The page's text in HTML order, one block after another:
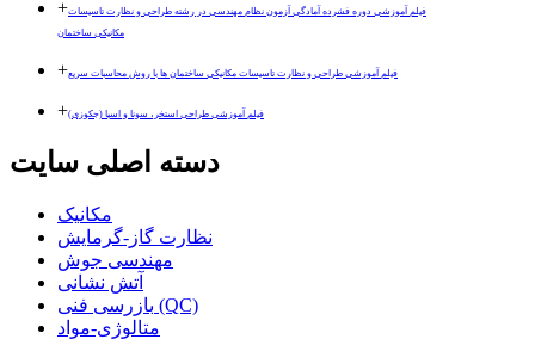
+فیلم آموزشی دوره فشرده آمادگی آزمون نظام مهندسی در رشته طراحی و نظارت تاسیسات
مکانیکی ساختمان
+فیلم آموزشی طراحی و نظارت تاسیسات مکانیکی ساختمان ها با روش محاسبات سریع
+فیلم آموزشی طراحی استخر، سونا و اسپا (جکوزی)
دسته اصلی سایت
مکانیک
نظارت گاز-گرمایش
مهندسی جوش
آتش نشانی
بازرسی فنی (QC)
متالوژی-مواد